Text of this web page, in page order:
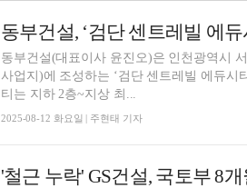
동부건설(대표이사 윤진오)은 인천광역시
사업지)에 조성하는 ‘검단 센트레빌 에듀시티’를 9월 분
티는 지하 2층~지상 최...
2025-08-12 화요일 | 주현태 기자
'철근 누락' GS건설, 국토부 8